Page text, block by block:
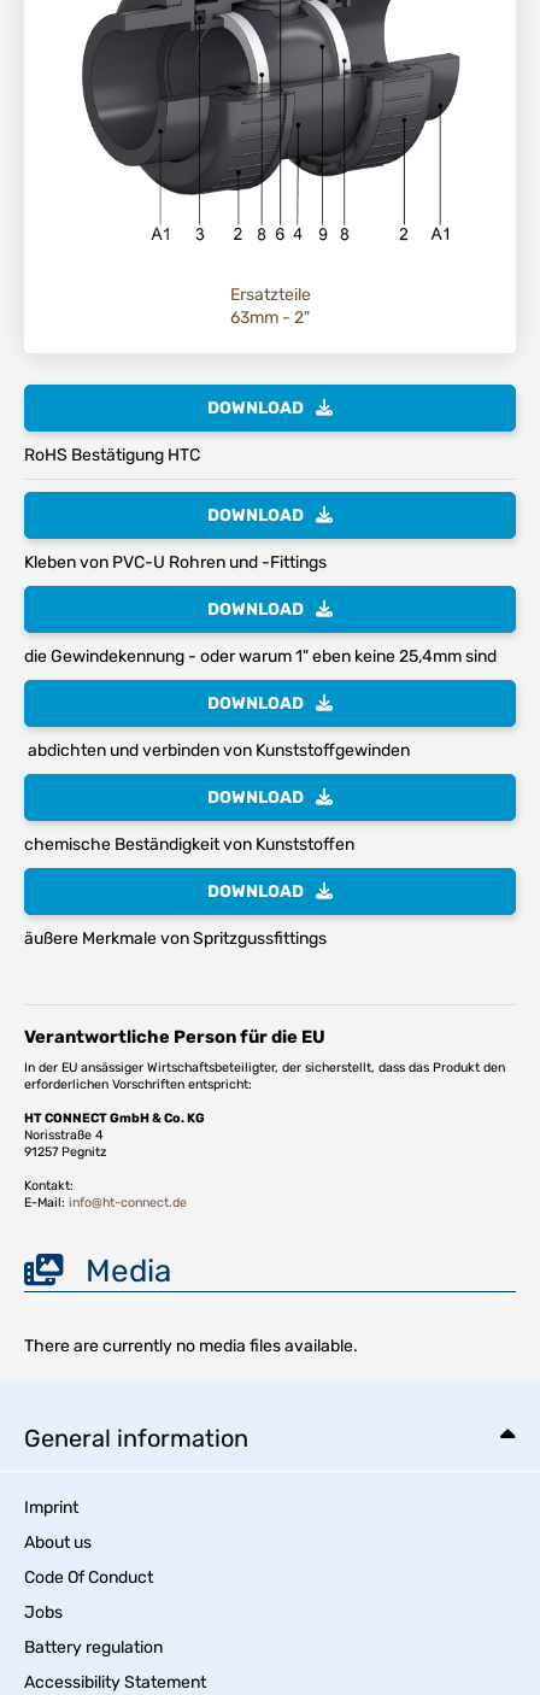
Ersatzteile
63mm - 2"
DOWNLOAD
RoHS Bestätigung HTC
DOWNLOAD
Kleben von PVC-U Rohren und -Fittings
DOWNLOAD
die Gewindekennung - oder warum 1" eben keine 25,4mm sind
DOWNLOAD
abdichten und verbinden von Kunststoffgewinden
DOWNLOAD
chemische Beständigkeit von Kunststoffen
DOWNLOAD
äußere Merkmale von Spritzgussfittings
Verantwortliche Person für die EU
In der EU ansässiger Wirtschaftsbeteiligter, der sicherstellt, dass das Produkt den
erforderlichen Vorschriften entspricht:
HT CONNECT GmbH & Co. KG
Norisstraße 4
91257 Pegnitz
Kontakt:
E-Mail: info@ht-connect.de
Media
There are currently no media files available.
General information
Imprint
About us
Code Of Conduct
Jobs
Battery regulation
Accessibility Statement